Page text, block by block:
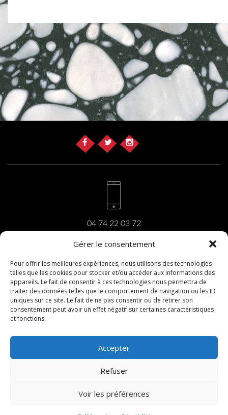
Gérer le consentement
Pour offrir les meilleures expériences, nous utilisons des technologies
telles que les cookies pour stocker et/ou accéder aux informations des
appareils. Le fait de consentir à ces technologies nous permettra de
traiter des données telles que le comportement de navigation ou les ID
uniques sur ce site. Le fait de ne pas consentir ou de retirer son
consentement peut avoir un effet négatif sur certaines caractéristiques
et fonctions.
Accepter
Refuser
Voir les préférences
PRISE DE RENDEZ-VOUS
04 74 22 03 72
carrara@carrara.fr
01440 Viriat
CRÉATION DU SITE INTERNET :WWW.IDCOM-